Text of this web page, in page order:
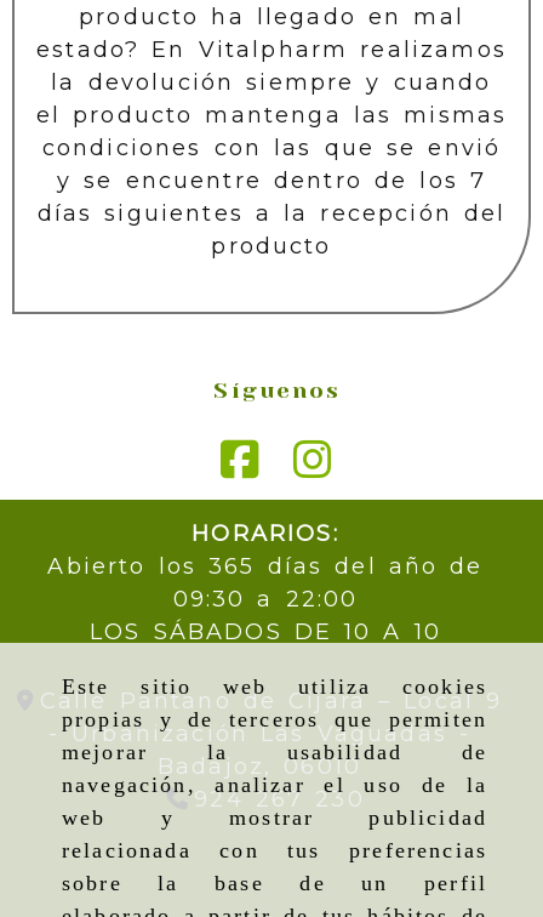
Este sitio web utiliza cookies
propias y de terceros que permiten
mejorar la usabilidad de
navegación, analizar el uso de la
web y mostrar publicidad
relacionada con tus preferencias
sobre la base de un perfil
producto ha llegado en mal
estado? En Vitalpharm realizamos
la devolución siempre y cuando
el producto mantenga las mismas
condiciones con las que se envió
y se encuentre dentro de los 7
días siguientes a la recepción del
producto
Síguenos
HORARIOS:
Abierto los 365 días del año de
09:30 a 22:00
LOS SÁBADOS DE 10 A 10
Calle Pantano de Cijara – Local 9
- Urbanización Las Vaguadas -
Badajoz, 06010
924 267 230